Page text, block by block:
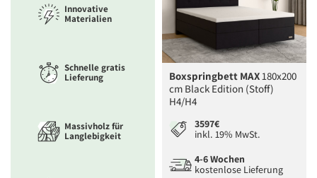
Innovative
Materialien
Schnelle gratis
Lieferung
Massivholz für
Langlebigkeit
Boxspringbett MAX180x200
cm Black Edition (Stoff)
H4/H4
3597€
inkl. 19% MwSt.
4-6 Wochen
kostenlose Lieferung